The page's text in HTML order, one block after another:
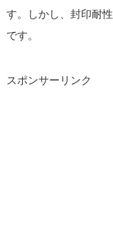
す。しかし、封印耐
です。
スポンサーリンク